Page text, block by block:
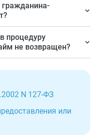
гражданина-
Чтобы
нужно доказать свою
работа в этом
процедуру
не возвращен?
N 127-ФЗ
или